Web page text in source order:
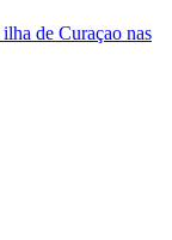
de Curaçao nas